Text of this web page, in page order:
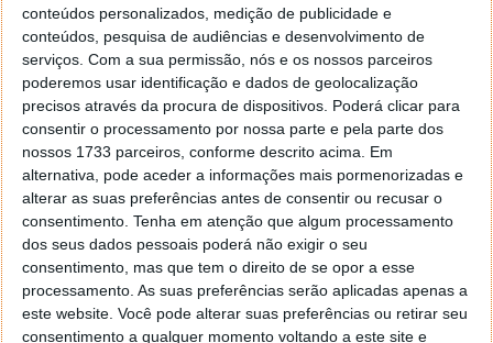
conteúdos personalizados, medição de publicidade e
conteúdos, pesquisa de audiências e desenvolvimento de
serviços. Com a sua permissão, nós e os nossos parceiros
poderemos usar identificação e dados de geolocalização
precisos através da procura de dispositivos. Poderá clicar para
consentir o processamento por nossa parte e pela parte dos
nossos 1733 parceiros, conforme descrito acima. Em
alternativa, pode aceder a informações mais pormenorizadas e
alterar as suas preferências antes de consentir ou recusar o
consentimento. Tenha em atenção que algum processamento
dos seus dados pessoais poderá não exigir o seu
consentimento, mas que tem o direito de se opor a esse
processamento. As suas preferências serão aplicadas apenas a
este website. Você pode alterar suas preferências ou retirar seu
consentimento a qualquer momento voltando a este site e
Responder
Vítor M.
7 de Novembro de 2005 às 01:39
@Reporter
Desculpa mas o link funciona. Seja como for segue por mail
o MSn Messenger 8.
Responder
Vítor M.
@Rui
Tens de encontrar o que te falei. Faz da seguinte maneira,
janela iniciar e no topo dessa janela com o botão direito do
rato faz propriedades. Depois no separador Menu ‘Iniciar’
clica no botão ‘Personalizar’ aí encontrarás no separador